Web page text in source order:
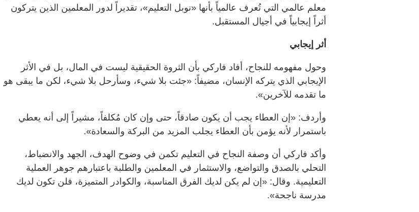
معلم عالمي التي تُعرف عالمياً بأنها «نوبل التعليم»، تقديراً لدور المعلمين الذين يتركون
أثراً إيجابياً في أجيال المستقبل.
أثر إيجابي
وحول مفهومه للنجاح، أفاد فاركي بأن الثروة الحقيقية ليست في المال، بل في الأثر
الإيجابي الذي يتركه الإنسان، مضيفاً: «جئت بلا شيء، وسأرحل بلا شيء، لكن ما يبقى هو
ما تقدمه للآخرين».
وأردف: «إن العطاء يجب أن يكون صادقاً، حتى وإن كان مُكلفاً، مشيراً إلى أنه يعطي
باستمرار لأنه يؤمن بأن العطاء يجلب المزيد من البركة والسعادة».
وأكد فاركي أن وصفة النجاح في التعليم تكمن في وضوح الهدف، الجهد والانضباط،
التحلي بالصدق والتواضع، والاستثمار في المعلمين والطلبة باعتبارهم جوهر العملية
التعليمية. وقال: «إن لم يكن لديك الفرق المناسبة، والكوادر المتميزة، فلن تكون لديك
مدرسة ناجحة».